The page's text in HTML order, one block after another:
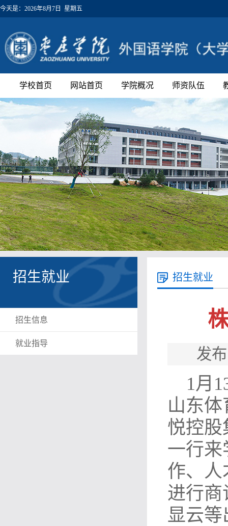
今天是： 2026年8月7日 星期五
学校首页 网站首页 学院概况 师资队伍
招生就业
招生信息
就业指导
招生就业
发
1月
山东
悦控股
一行来
作、人
进行商
显云等